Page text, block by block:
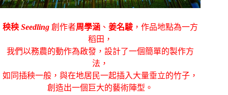
秧秧 Seedling創作者周學涵 、姜名駿 ，作品地點為一方
稻田，
我們以務農的動作為啟發，設計了一個簡單的製作方
法，
如同插秧一般，與在地居民一起插入大量垂立的竹子，
創造出一個巨大的藝術陣型。